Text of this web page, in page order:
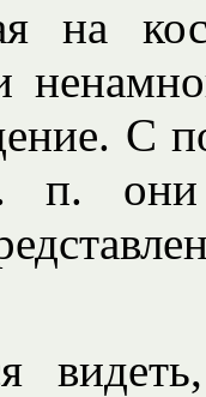
на
С
они